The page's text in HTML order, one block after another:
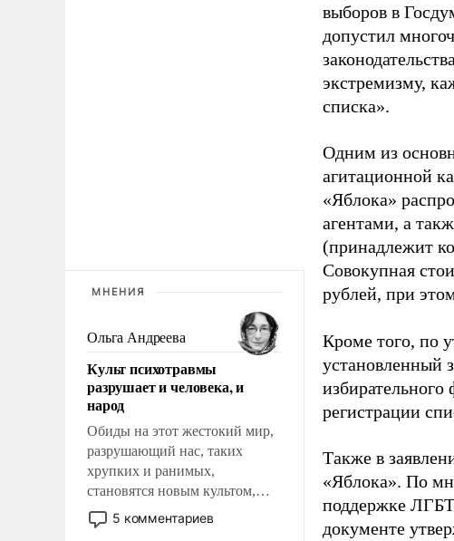
МНЕНИЯ
Ольга Андреева
Культ психотравмы
разрушает и человека, и
народ
Обиды на этот жестокий мир,
разрушающий нас, таких
хрупких и ранимых,
становятся новым культом,
постепенно вытесняя и
отменяя традиционное
5 комментариев
выборов в
допустил
экстремизму,
списка».
Одним из
агитационной
«Яблока»
агентами, а
(принадлежит
Совокупная
рублей, при
Кроме того, по
установленный
избирательного
регистрации
Также в
«Яблока». По
поддержке
документе